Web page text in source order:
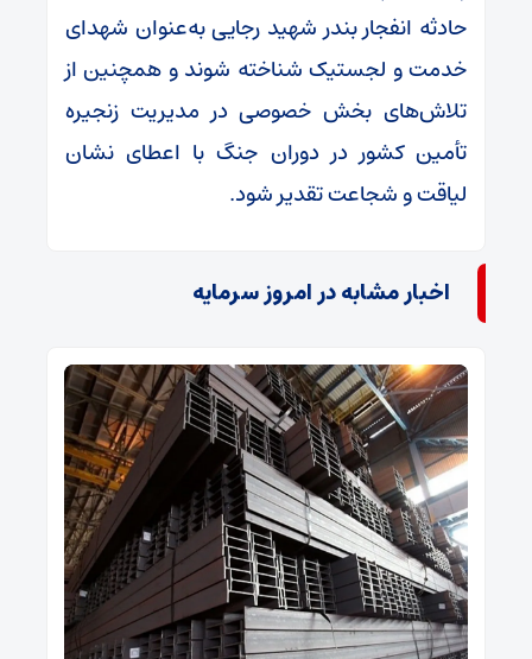
حادثه انفجار بندر شهید رجایی به‌عنوان شهدای
خدمت و لجستیک شناخته شوند و همچنین از
تلاش‌های بخش خصوصی در مدیریت زنجیره
تأمین کشور در دوران جنگ با اعطای نشان
لیاقت و شجاعت تقدیر شود.
اخبار مشابه در امروز سرمایه